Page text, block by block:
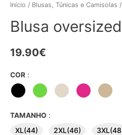
Início / Blusas, Túnicas e Camisolas
Blusa
19.90€
COR :
TAMANHO :
XL(44) 2XL(46)